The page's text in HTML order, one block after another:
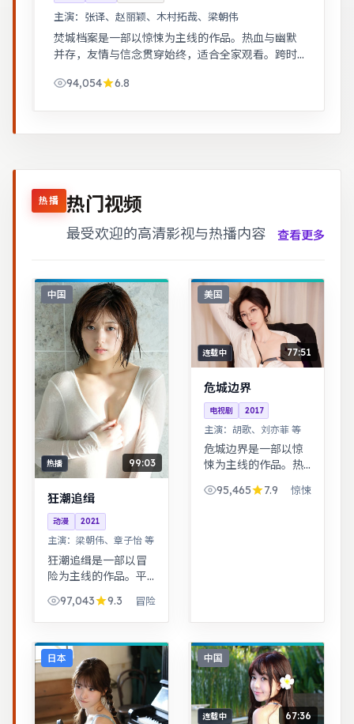
主演： 张译、赵丽颖、木村拓哉、梁朝伟
焚城档案是一部以惊悚为主线的作品。热血与幽默
并存，友情与信念贯穿始终，适合全家观看。跨时
节。94,054 6.8
热播 热门视频
最受欢迎的高清影视与热播内容 查看更多
中国
热播 99:03
狂潮追缉
动漫 2021
主演： 梁朝伟、章子怡 等
狂潮追缉是一部以冒
险为主线的作品。平
里做出艰难抉择，最
终与自我和解。悬疑
拼图式叙事，结局出
人意料。
97,043 9.3 冒险
美国
连载中 77:51
危城边界
电视剧 2017
主演： 胡歌、刘亦菲 等
危城边界是一部以惊
悚为主线的作品。热
与信念贯穿始终，适
95,465 7.9 惊悚
日本 中国
连载中 67:36